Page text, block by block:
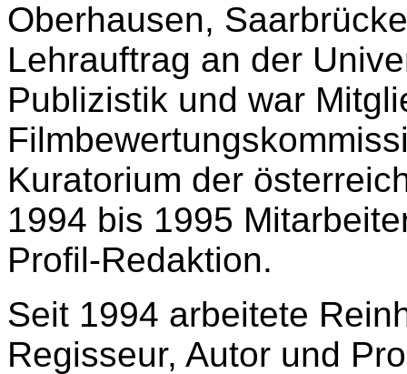
Oberhausen,
Lehrauftrag an der
Publizistik und war
Kuratorium der
1994 bis 1995
Profil-Redaktion.
Seit 1994 arbeitete
Regisseur, Autor und